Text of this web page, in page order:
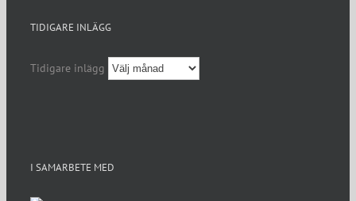
TIDIGARE INLÄGG
Tidigare inlägg
I SAMARBETE MED